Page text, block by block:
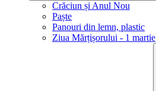
Crăciun și Anul Nou
Paște
Panouri din lemn, plastic
Ziua Mărțișorului - 1 martie